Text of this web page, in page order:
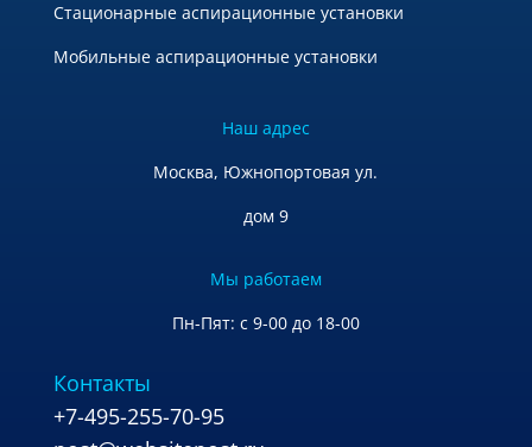
Стационарные аспирационные установки
Мобильные аспирационные установки
Наш адрес
Москва, Южнопортовая ул.
дом 9
Мы работаем
Пн-Пят: с 9-00 до 18-00
Контакты
+7-495-255-70-95